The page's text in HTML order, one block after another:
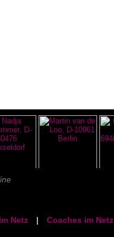
Netz | Coaches im Netz